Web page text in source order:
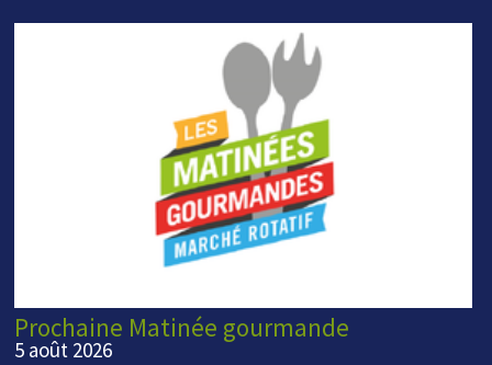
Prochaine Matinée gourmande
5 août 2026